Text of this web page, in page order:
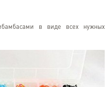
в виде всех нужных